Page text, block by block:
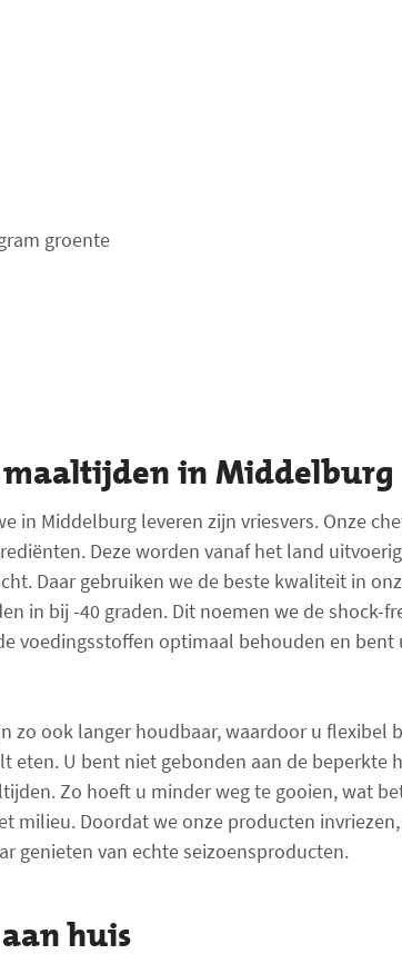
groente
maaltijden in Middelburg
in Middelburg leveren zijn vriesvers. Onze
Deze worden vanaf het land
Daar gebruiken we de beste kwaliteit in
in bij -40 graden. Dit noemen we de shock-
voedingsstoffen optimaal behouden en bent
zo ook langer houdbaar, waardoor u flexibel
eten. U bent niet gebonden aan de beperkte
Zo hoeft u minder weg te gooien, wat
milieu. Doordat we onze producten
genieten van echte seizoensproducten.
huis